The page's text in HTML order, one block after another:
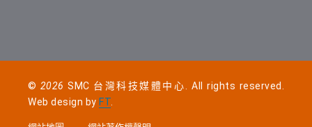
© 2026 SMC 台灣科技媒體中心. All rights reserved.
Web design by FT